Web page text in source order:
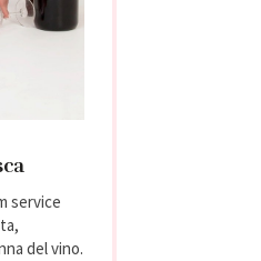
service
del vino.